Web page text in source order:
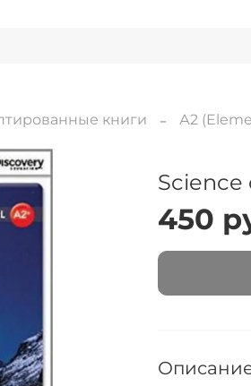
книги А2
Science
450